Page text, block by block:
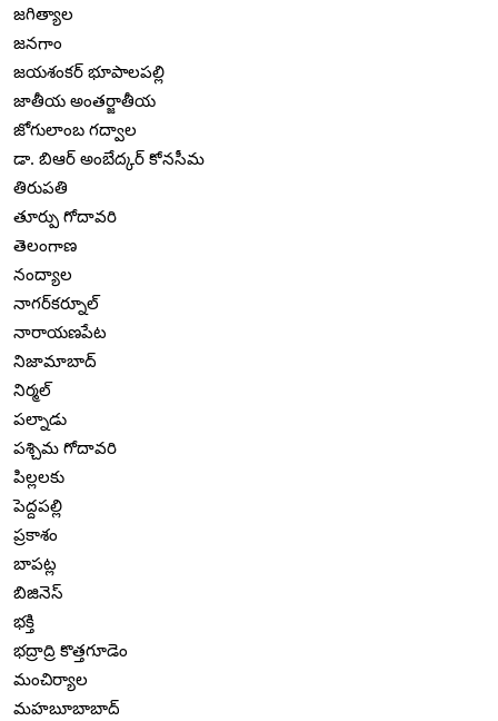
జగిత్యాల
జనగాం
జయశంకర్ భూపాలపల్లి
జాతీయ అంతర్జాతీయ
జోగులాంబ గద్వాల
డా. బిఆర్ అంబేద్కర్ కోనసీమ
తిరుపతి
తూర్పు గోదావరి
తెలంగాణ
నంద్యాల
నాగర్‌కర్నూల్
నారాయణపేట
నిజామాబాద్
నిర్మల్
పల్నాడు
పశ్చిమ గోదావరి
పిల్లలకు
పెద్దపల్లి
ప్రకాశం
బాపట్ల
బిజినెస్
భక్తి
భద్రాద్రి కొత్తగూడెం
మంచిర్యాల
మహబూబాబాద్